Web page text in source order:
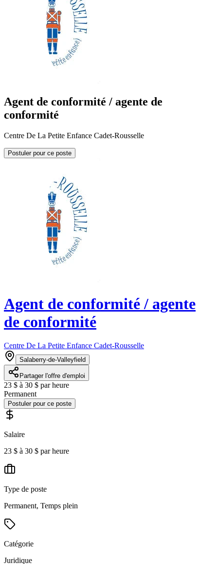
Agent de conformité / agente de
conformité
Centre De La Petite Enfance Cadet-Rousselle
Postuler pour ce poste
Agent de conformité / agente
de conformité
Centre De La Petite Enfance Cadet-Rousselle
Salaberry-de-Valleyfield
Partager l'offre d'emploi
23 $ à 30 $ par heure
Permanent
Postuler pour ce poste
Salaire
23 $ à 30 $ par heure
Type de poste
Permanent, Temps plein
Catégorie
Juridique